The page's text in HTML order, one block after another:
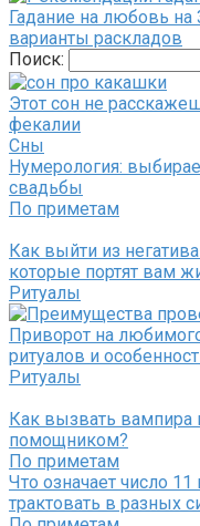
Гадание на любовь на
варианты раскладов
Поиск:
Этот сон не
фекалии
Сны
Нумерология:
свадьбы
По приметам
Как выйти из
которые портят вам
Ритуалы
Приворот на
ритуалов и
Ритуалы
Как вызвать вампира
помощником?
По приметам
Что означает число
трактовать в разных